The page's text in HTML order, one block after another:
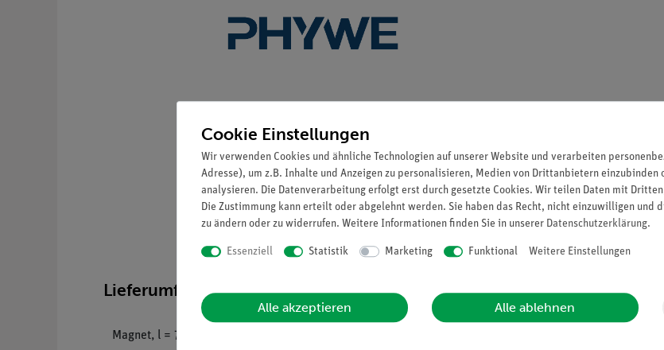
Lieferumfang
Magnet, l = 72 mm, stabförmig
Cookie Einstellungen
Wir verwenden Cookies und ähnliche Technologien auf unserer Website und verarbeiten
Adresse), um z.B. Inhalte und Anzeigen zu personalisieren, Medien von Drittanbietern einzubinden
analysieren. Die Datenverarbeitung erfolgt erst durch gesetzte Cookies. Wir teilen Daten mit
Die Zustimmung kann erteilt oder abgelehnt werden. Sie haben das Recht, nicht einzuwilligen und
zu ändern oder zu widerrufen. Weitere Informationen finden Sie in unserer Daten­schutz­erklärung.
Essenziell Statistik Marketing Funktional Weitere Einstellungen
Alle akzeptieren Alle ablehnen